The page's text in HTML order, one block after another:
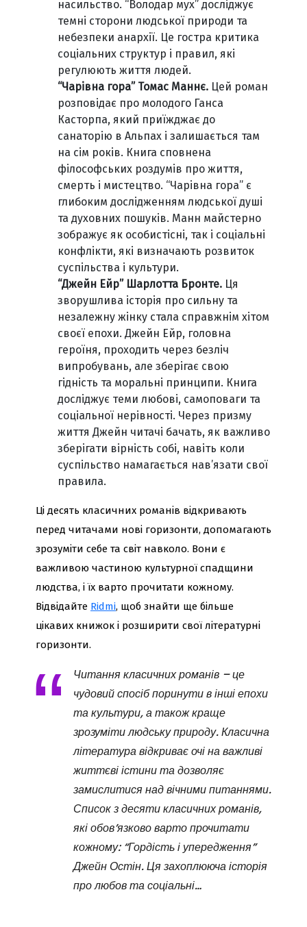
насильство. “Володар мух” досліджує
темні сторони людської природи та
небезпеки анархії. Це гостра критика
соціальних структур і правил, які
регулюють життя людей.
“Чарівна гора” Томас Маннє. Цей роман
розповідає про молодого Ганса
Касторпа, який приїжджає до
санаторію в Альпах і залишається там
на сім років. Книга сповнена
філософських роздумів про життя,
смерть і мистецтво. “Чарівна гора” є
глибоким дослідженням людської душі
та духовних пошуків. Манн майстерно
зображує як особистісні, так і соціальні
конфлікти, які визначають розвиток
суспільства і культури.
“Джейн Ейр” Шарлотта Бронте. Ця
зворушлива історія про сильну та
незалежну жінку стала справжнім хітом
своєї епохи. Джейн Ейр, головна
героїня, проходить через безліч
випробувань, але зберігає свою
гідність та моральні принципи. Книга
досліджує теми любові, самоповаги та
соціальної нерівності. Через призму
життя Джейн читачі бачать, як важливо
зберігати вірність собі, навіть коли
суспільство намагається нав’язати свої
правила.
Ці десять класичних романів відкривають
перед читачами нові горизонти, допомагають
зрозуміти себе та світ навколо. Вони є
важливою частиною культурної спадщини
людства, і їх варто прочитати кожному.
Відвідайте Ridmi, щоб знайти ще більше
цікавих книжок і розширити свої літературні
горизонти.
Читання класичних романів – це
чудовий спосіб поринути в інші епохи
та культури, а також краще
зрозуміти людську природу. Класична
література відкриває очі на важливі
життєві істини та дозволяє
замислитися над вічними питаннями.
Список з десяти класичних романів,
які обов’язково варто прочитати
кожному: “Гордість і упередження”
Джейн Остін. Ця захоплююча історія
про любов та соціальні…